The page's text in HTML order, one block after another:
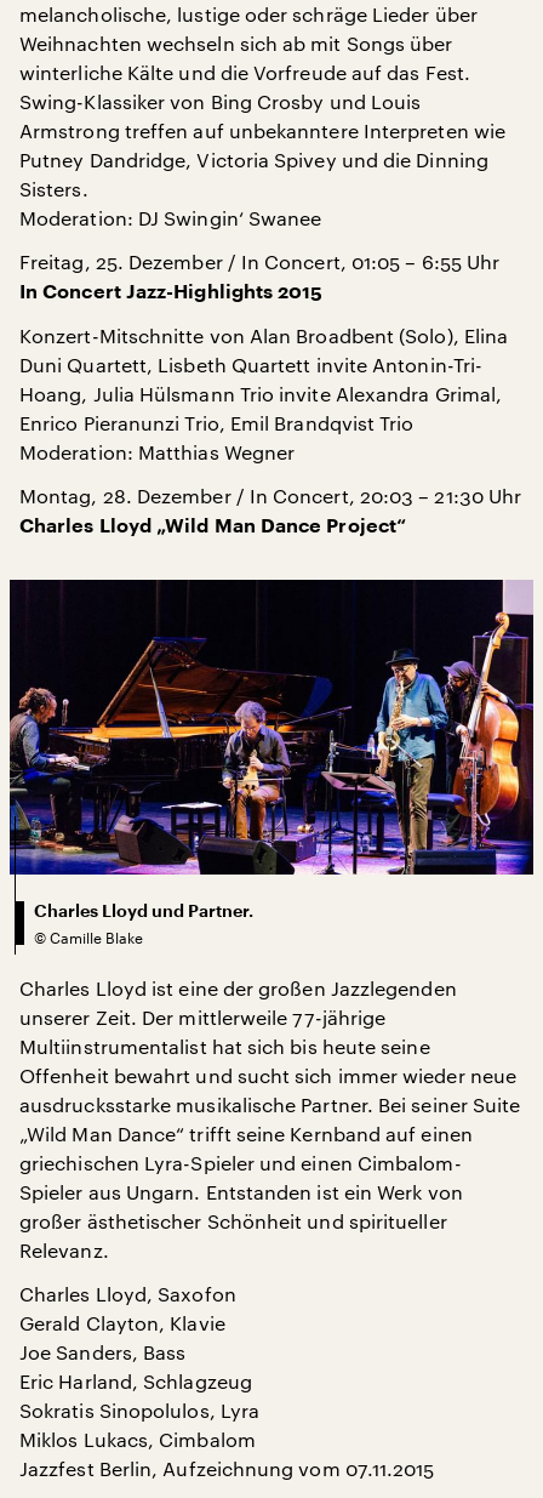
melancholische, lustige oder schräge Lieder über
Weihnachten wechseln sich ab mit Songs über
winterliche Kälte und die Vorfreude auf das Fest.
Swing-Klassiker von Bing Crosby und Louis
Armstrong treffen auf unbekanntere Interpreten wie
Putney Dandridge, Victoria Spivey und die Dinning
Sisters.
Moderation: DJ Swingin‘ Swanee
Freitag, 25. Dezember / In Concert, 01:05 – 6:55 Uhr
In Concert Jazz-Highlights 2015
Konzert-Mitschnitte von Alan Broadbent (Solo), Elina
Duni Quartett, Lisbeth Quartett invite Antonin-Tri-
Hoang, Julia Hülsmann Trio invite Alexandra Grimal,
Enrico Pieranunzi Trio, Emil Brandqvist Trio
Moderation: Matthias Wegner
Montag, 28. Dezember / In Concert, 20:03 – 21:30 Uhr
Charles Lloyd „Wild Man Dance Project“
Charles Lloyd und Partner.
© Camille Blake
Charles Lloyd ist eine der großen Jazzlegenden
unserer Zeit. Der mittlerweile 77-jährige
Multiinstrumentalist hat sich bis heute seine
Offenheit bewahrt und sucht sich immer wieder neue
ausdrucksstarke musikalische Partner. Bei seiner Suite
„Wild Man Dance“ trifft seine Kernband auf einen
griechischen Lyra-Spieler und einen Cimbalom-
Spieler aus Ungarn. Entstanden ist ein Werk von
großer ästhetischer Schönheit und spiritueller
Relevanz.
Charles Lloyd, Saxofon
Gerald Clayton, Klavie
Joe Sanders, Bass
Eric Harland, Schlagzeug
Sokratis Sinopolulos, Lyra
Miklos Lukacs, Cimbalom
Jazzfest Berlin, Aufzeichnung vom 07.11.2015